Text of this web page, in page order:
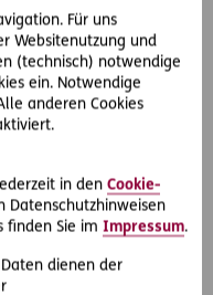
Für uns
Websitenutzung und
(technisch) notwendige
ein. Notwendige
anderen Cookies
in den Cookie-
Datenschutzhinweisen
finden Sie im Impressum.
dienen der
oder Printmagazine
So
Intranet verfügbar.
vermitteln wir
Die Teilnahme ist für
Außendienst
Training sowie